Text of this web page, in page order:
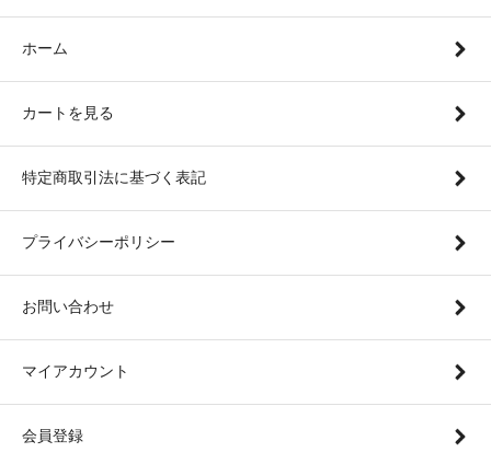
ホーム
カートを見る
特定商取引法に基づく表記
プライバシーポリシー
お問い合わせ
マイアカウント
会員登録